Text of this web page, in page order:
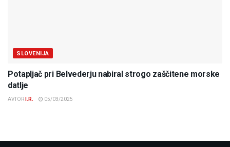
SLOVENIJA
Potapljač pri Belvederju nabiral strogo zaščitene morske
datlje
AVTOR I.R. 05/03/2025